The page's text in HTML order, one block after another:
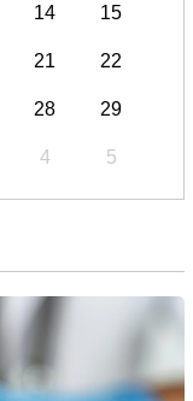
14 15
21 22
28 29
4 5